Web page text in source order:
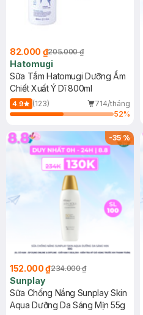
82.000 ₫205.000 ₫
Hatomugi
Sữa Tắm Hatomugi Dưỡng Ẩm
Chiết Xuất Ý Dĩ 800ml
4.9 (123)
714/tháng
52%
-35%
152.000 ₫234.000 ₫
Sunplay
Sữa Chống Nắng Sunplay Skin
Aqua Dưỡng Da Sáng Mịn 55g